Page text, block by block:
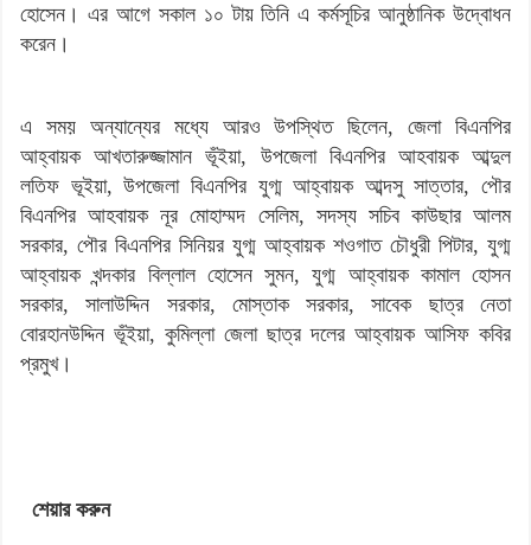
হোসেন। এর আগে সকাল ১০ টায় তিনি এ কর্মসূচির আনুষ্ঠানিক উদ্বোধন
করেন।
এ সময় অন্যান্যের মধ্যে আরও উপস্থিত ছিলেন, জেলা বিএনপির
আহ্বায়ক আখতারুজ্জামান ভূঁইয়া, উপজেলা বিএনপির আহবায়ক আব্দুল
লতিফ ভূইয়া, উপজেলা বিএনপির যুগ্ম আহ্বায়ক আব্দসু সাত্তার, পৌর
বিএনপির আহবায়ক নূর মোহাম্মদ সেলিম, সদস্য সচিব কাউছার আলম
সরকার, পৌর বিএনপির সিনিয়র যুগ্ম আহ্বায়ক শওগাত চৌধুরী পিটার, যুগ্ম
আহ্বায়ক খন্দকার বিল্লাল হোসেন সুমন, যুগ্ম আহ্বায়ক কামাল হোসন
সরকার, সালাউদ্দিন সরকার, মোস্তাক সরকার, সাবেক ছাত্র নেতা
বোরহানউদ্দিন ভূঁইয়া, কুমিল্লা জেলা ছাত্র দলের আহ্বায়ক আসিফ কবির
প্রমুখ।
শেয়ার করুন